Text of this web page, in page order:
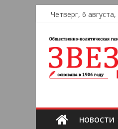
Четверг, 6 августа,
НОВОСТИ